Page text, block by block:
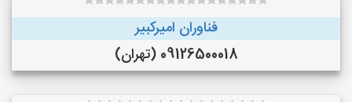
فناوران امیرکبیر
09126500018 (تهران)